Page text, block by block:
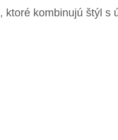
, ktoré kombinujú štýl s